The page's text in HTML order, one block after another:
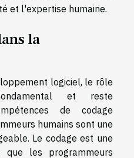
et l'expertise humaine.
la
logiciel, le rôle
et reste
de codage
humains sont une
Le codage est une
que les programmeurs